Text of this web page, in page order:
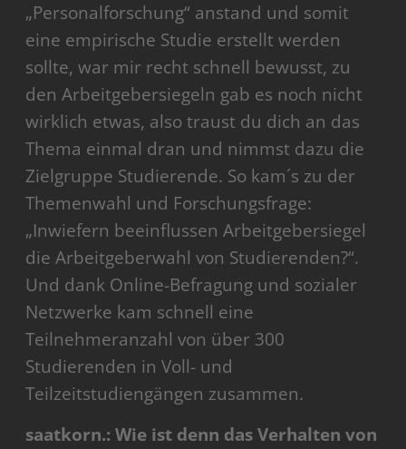
„Personalforschung“ anstand und somit
eine empirische Studie erstellt werden
sollte, war mir recht schnell bewusst, zu
den Arbeitgebersiegeln gab es noch nicht
wirklich etwas, also traust du dich an das
Thema einmal dran und nimmst dazu die
Zielgruppe Studierende. So kam´s zu der
Themenwahl und Forschungsfrage:
„Inwiefern beeinflussen Arbeitgebersiegel
die Arbeitgeberwahl von Studierenden?“.
Und dank Online-Befragung und sozialer
Netzwerke kam schnell eine
Teilnehmeranzahl von über 300
Studierenden in Voll- und
Teilzeitstudiengängen zusammen.
saatkorn.: Wie ist denn das Verhalten von